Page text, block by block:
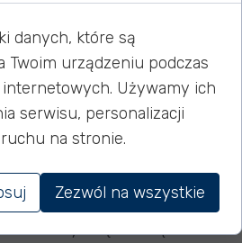
na coś naprawdę wyjątkowego
Bagrami!
aby spędzić wspólnie czas
nacieszyć się naturą i
danych, które są
Twoim urządzeniu podczas
Używamy ich
serwisu, personalizacji
na stronie.
Zezwól na wszystkie